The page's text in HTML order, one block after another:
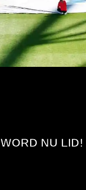
WORD NU LID!